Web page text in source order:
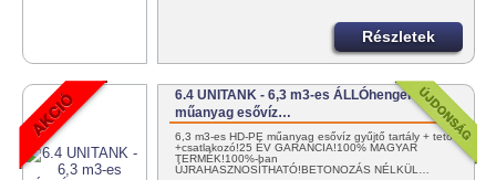
Részletek
6.4 UNITANK - 6,3 m3-es ÁLLÓhengeres
műanyag esővíz…
6,3 m3-es HD-PE műanyag esővíz gyűjtő tartály + tető
+csatlakozó!25 ÉV GARANCIA!100% MAGYAR
TERMÉK!100%-ban
ÚJRAHASZNOSÍTHATÓ!BETONOZÁS NÉLKÜL…